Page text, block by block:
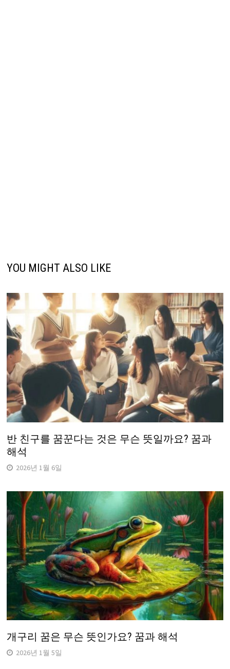
YOU MIGHT ALSO LIKE
반 친구를 꿈꾼다는 것은 무슨 뜻일까요? 꿈과
해석
2026년 1월 6일
개구리 꿈은 무슨 뜻인가요? 꿈과 해석
2026년 1월 5일